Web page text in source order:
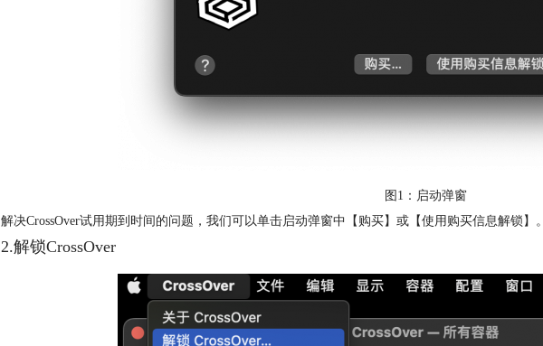
图1：启动弹窗
解决CrossOver试用期到时间的问题，我们可以单击启动弹窗中【购买】或【使用购买信息解锁】。
2.解锁CrossOver